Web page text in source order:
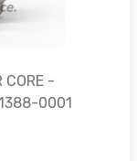
CORE -
0001